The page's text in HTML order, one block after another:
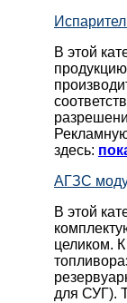
В этой
здесь:
АГЗС
В этой
целиком.
для СУГ).